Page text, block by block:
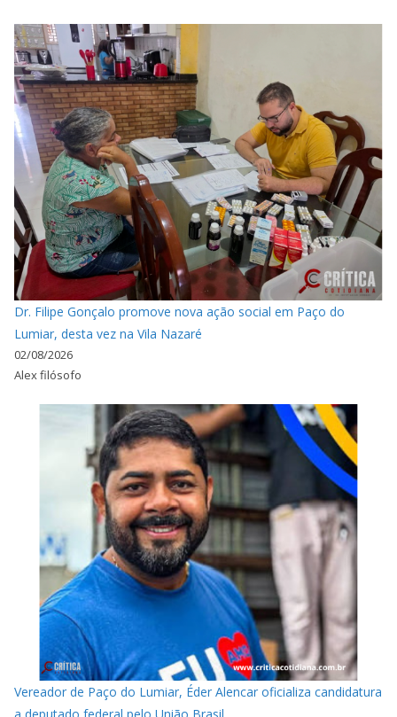
Dr. Filipe Gonçalo promove nova ação social em Paço do
Lumiar, desta vez na Vila Nazaré
02/08/2026
Alex filósofo
Vereador de Paço do Lumiar, Éder Alencar oficializa candidatura
a deputado federal pelo União Brasil